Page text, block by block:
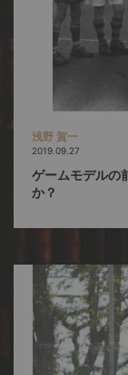
浅野 賀一
2019.09.27
ゲームモデルの
か？